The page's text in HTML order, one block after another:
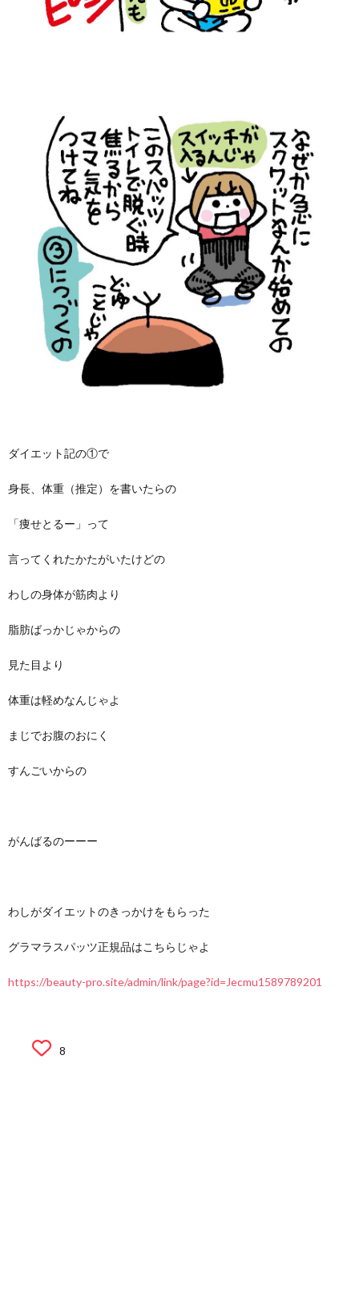
ダイエット記の①で
身長、体重（推定）を書いたらの
「痩せとるー」って
言ってくれたかたがいたけどの
わしの身体が筋肉より
脂肪ばっかじゃからの
見た目より
体重は軽めなんじゃよ
まじでお腹のおにく
すんごいからの
がんばるのーーー
わしがダイエットのきっかけをもらった
グラマラスパッツ正規品はこちらじゃよ
https://beauty-pro.site/admin/link/page?id=Jecmu1589789201
8